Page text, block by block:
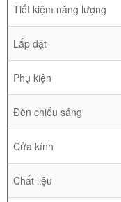
Tiết kiệm năng lượng
Lắp đặt
Phụ kiện
Đèn chiếu sáng
Cửa kính
Chất liệu